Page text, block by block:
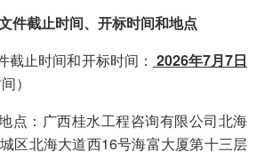
件截止时间、开标时间和地点
截止时间和开标时间： 2026年7月7日
）
点：广西桂水工程咨询有限公司北海
区北海大道西16号海富大厦第十三层